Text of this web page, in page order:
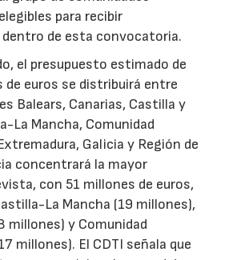
para recibir
de esta convocatoria.
el presupuesto estimado de
de euros se distribuirá entre
Balears, Canarias, Castilla y
La Mancha, Comunidad
Galicia y Región de
concentrará la mayor
con 51 millones de euros,
La Mancha (19 millones),
millones) y Comunidad
millones). El CDTI señala que